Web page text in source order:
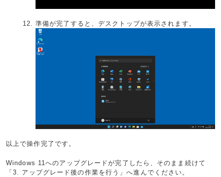
準備が完了すると、デスクトップが表示されます。
以上で操作完了です。
Windows 11へのアップグレードが完了したら、そのまま続けて
「3. アップグレード後の作業を行う」へ進んでください。